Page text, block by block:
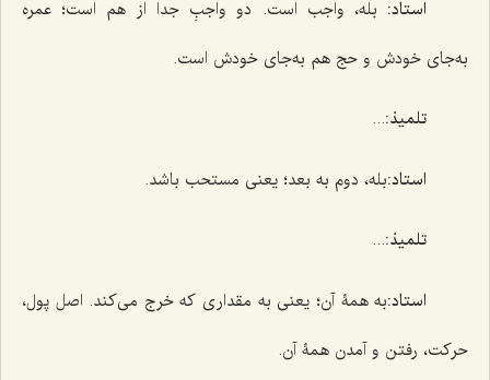
استاد: بله، واجب است. دو واجبِ جدا از هم است؛ عمره
به‌جای خودش و حج هم به‌جای خودش است.
تلمیذ:...
استاد:بله، دوم به بعد؛ یعنی مستحب باشد.
تلمیذ:...
استاد:به همۀ آن؛ یعنی به مقداری که خرج می‌کند. اصل پول،
حرکت، رفتن و آمدن همۀ آن.